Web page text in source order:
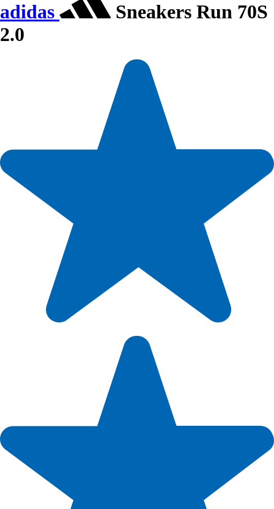
adidas
Sneakers Run 70S
2.0